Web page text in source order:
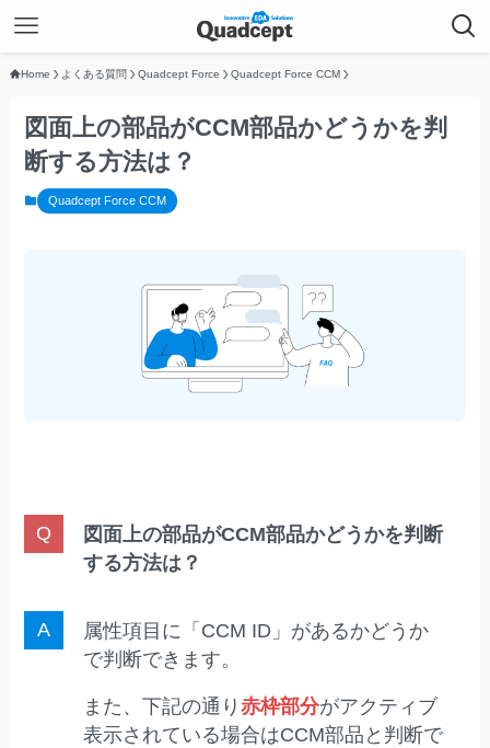
Home よくある質問 Quadcept Force Quadcept Force CCM
図面上の部品がCCM部品かどうかを判
断する方法は？
Quadcept Force CCM
図面上の部品がCCM部品かどうかを判断
する方法は？
属性項目に「CCM ID」があるかどうか
で判断できます。
また、下記の通り赤枠部分がアクティブ
表示されている場合はCCM部品と判断で